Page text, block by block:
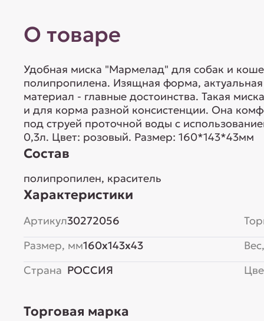
О товаре
Удобная миска "Мармелад" для собак и
полипропилена. Изящная форма,
материал - главные достоинства. Такая
и для корма разной консистенции. Она
под струей проточной воды с
0,3л. Цвет: розовый. Размер: 160*143*43мм
Состав
полипропилен, краситель
Характеристики
Артикул30272056
Размер, мм160x143x43
Страна РОССИЯ
Торговая марка